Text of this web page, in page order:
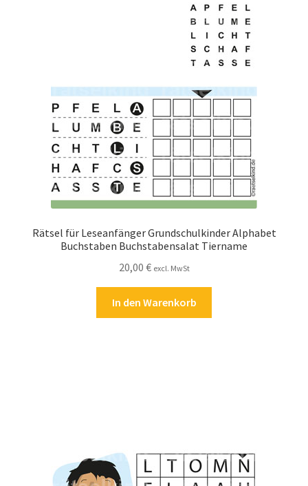
Rätsel für Leseanfänger Grundschulkinder Alphabet
Buchstaben Buchstabensalat Tiername
20,00 € excl. MwSt
In den Warenkorb